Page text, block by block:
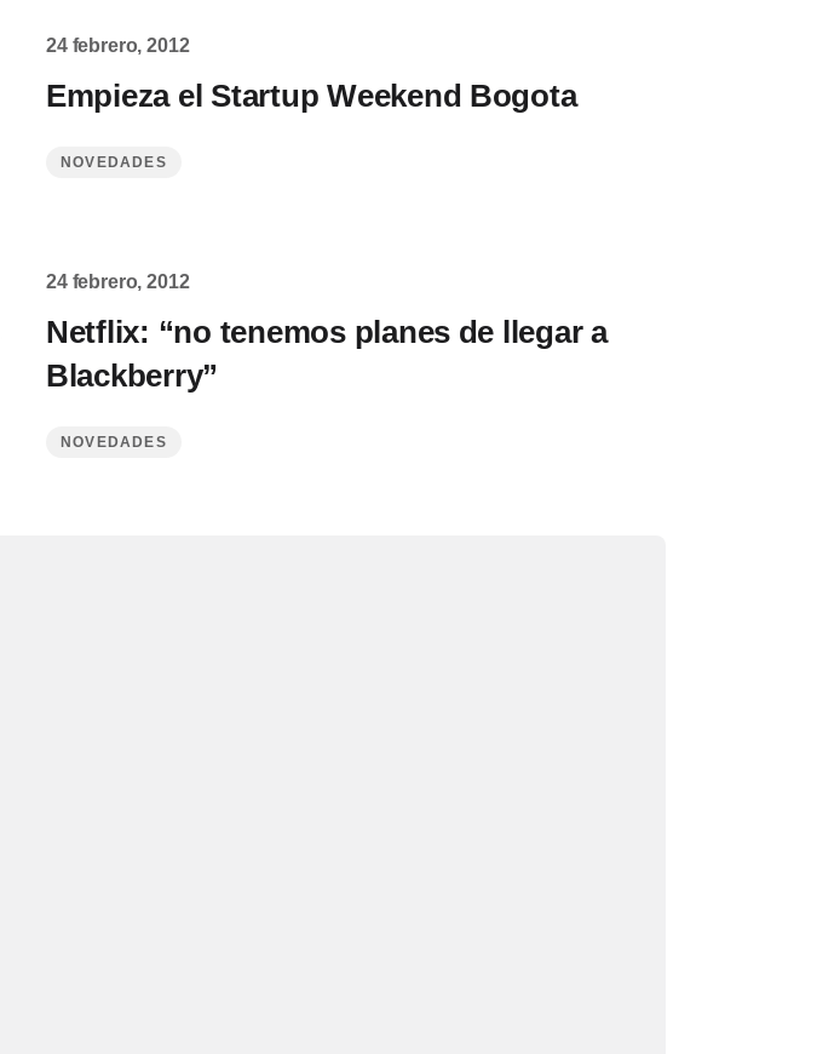
24 febrero, 2012
Empieza el Startup Weekend Bogota
NOVEDADES
24 febrero, 2012
Netflix: “no tenemos planes de llegar a
Blackberry”
NOVEDADES